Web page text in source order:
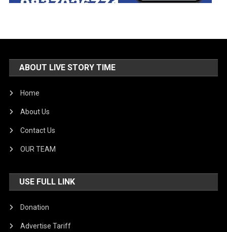
ABOUT LIVE STORY TIME
Home
About Us
Contact Us
OUR TEAM
USE FULL LINK
Donation
Advertise Tariff